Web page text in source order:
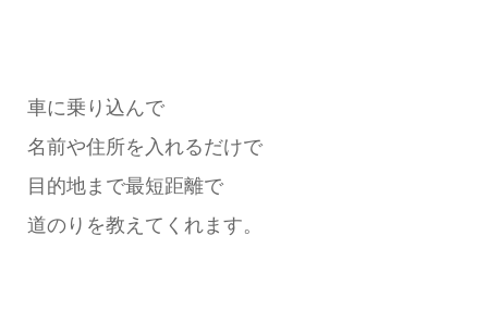
車に乗り込んで
名前や住所を入れるだけで
目的地まで最短距離で
道のりを教えてくれます。